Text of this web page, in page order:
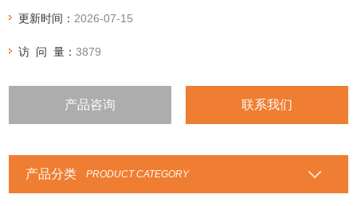
更新时间： 2026-07-15
访 问 量：3879
产品咨询 联系我们
产品分类 PRODUCT CATEGORY